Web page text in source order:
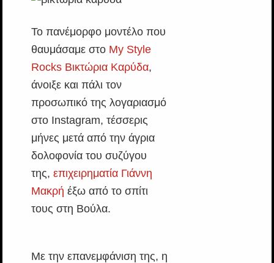
Το πανέμορφο μοντέλο που
θαυμάσαμε στο My Style
Rocks Βικτώρια Καρύδα,
άνοιξε και πάλι τον
προσωπικό της λογαριασμό
στο Instagram, τέσσερις
μήνες μετά από την άγρια
δολοφονία του συζύγου
της, επιχειρηματία Γιάννη
Μακρή έξω από το σπίτι
τους στη Βούλα.
Με την επανεμφάνιση της, η